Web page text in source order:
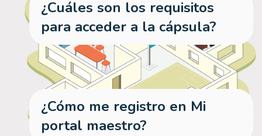
¿Cuáles son los requisitos
para acceder a la cápsula?
¿Cómo me registro en Mi
portal maestro?